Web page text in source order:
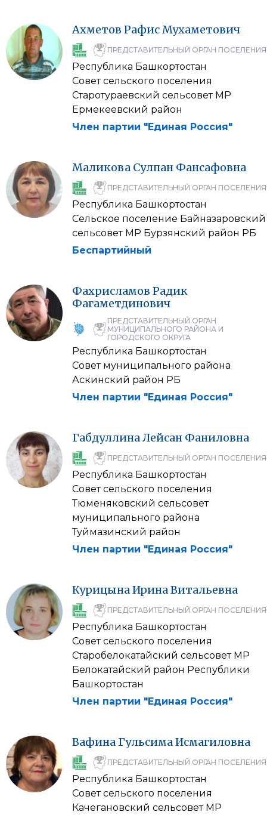
Ахметов РафисМухаметович
ПРЕДСТАВИТЕЛЬНЫЙ ОРГАН ПОСЕЛЕНИЯ
Республика Башкортостан
Совет сельского поселения
Старотураевский сельсовет МР
Ермекеевский район
Член партии "Единая Россия"
Маликова Сулпан Фансафовна
ПРЕДСТАВИТЕЛЬНЫЙ ОРГАН ПОСЕЛЕНИЯ
Республика Башкортостан
Сельское поселение Байназаровский
сельсовет МР Бурзянский район РБ
Беспартийный
Фахрисламов Радик
Фагаметдинович
ПРЕДСТАВИТЕЛЬНЫЙ ОРГАН
МУНИЦИПАЛЬНОГО РАЙОНА И
ГОРОДСКОГО ОКРУГА
Республика Башкортостан
Совет муниципального района
Аскинский район РБ
Член партии "Единая Россия"
ГабдуллинаЛейсан Фаниловна
ПРЕДСТАВИТЕЛЬНЫЙ ОРГАН ПОСЕЛЕНИЯ
Республика Башкортостан
Совет сельского поселения
Тюменяковский сельсовет
муниципального района
Туймазинский район
Член партии "Единая Россия"
КурицынаИринаВитальевна
ПРЕДСТАВИТЕЛЬНЫЙ ОРГАН ПОСЕЛЕНИЯ
Республика Башкортостан
Совет сельского поселения
Старобелокатайский сельсовет МР
Белокатайский район Республики
Башкортостан
Член партии "Единая Россия"
Вафина ГульсимаИсмагиловна
ПРЕДСТАВИТЕЛЬНЫЙ ОРГАН ПОСЕЛЕНИЯ
Республика Башкортостан
Совет сельского поселения
Качегановский сельсовет МР